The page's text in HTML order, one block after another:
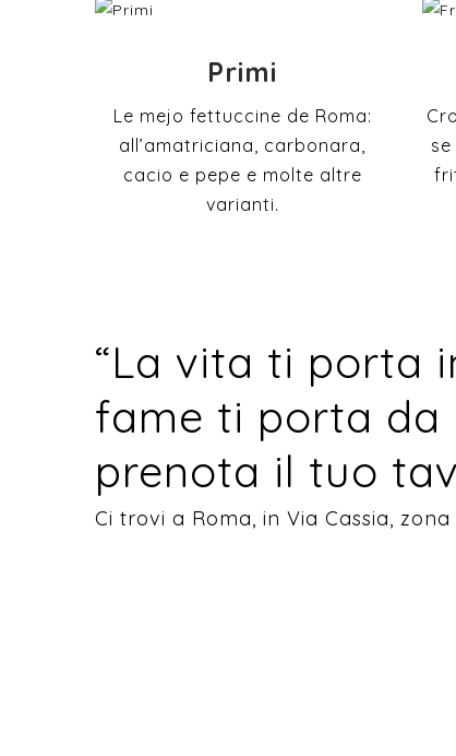
Primi
Le mejo fettuccine de Roma:
all’amatriciana, carbonara,
cacio e pepe e molte altre
varianti.
“La vita ti porta
fame ti porta da
prenota il tuo
Ci trovi a Roma, in Via Cassia,